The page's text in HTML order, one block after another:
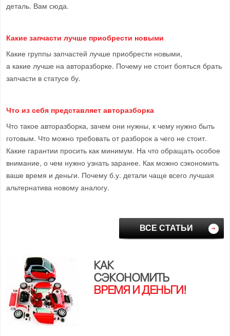
деталь. Вам сюда.
Какие запчасти лучше приобрести новыми
Какие группы запчастей лучше приобрести новыми,
а какие лучше на авторазборке. Почему не стоит бояться брать
запчасти в статусе бу.
Что из себя представляет авторазборка
Что такое авторазборка, зачем они нужны, к чему нужно быть
готовым. Что можно требовать от разборок а чего не стоит.
Какие гарантии просить как минимум. На что обращать особое
внимание, о чем нужно узнать заранее. Как можно сэкономить
ваше время и деньги. Почему б.у. детали чаще всего лучшая
альтернатива новому аналогу.
ВСЕ СТАТЬИ
КАК
СЭКОНОМИТЬ
ВРЕМЯ И ДЕНЬГИ!